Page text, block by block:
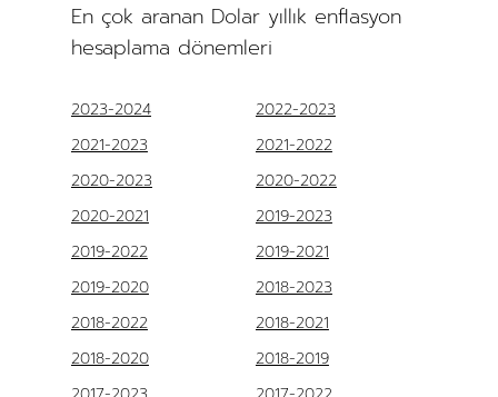
En çok aranan Dolar yıllık enflasyon
hesaplama dönemleri
2023-2024
2022-2023
2021-2023
2021-2022
2020-2023
2020-2022
2020-2021
2019-2023
2019-2022
2019-2021
2019-2020
2018-2023
2018-2022
2018-2021
2018-2020
2018-2019